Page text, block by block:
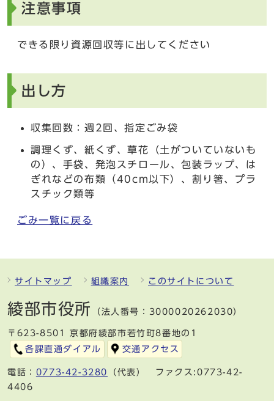
注意事項
できる限り資源回収等に出してください
出し方
収集回数：週2回、指定ごみ袋
調理くず、紙くず、草花（土がついていないも
の）、手袋、発泡スチロール、包装ラップ、は
ぎれなどの布類（40cm以下）、割り箸、プラ
スチック類等
ごみ一覧に戻る
サイトマップ 組織案内 このサイトについて
綾部市役所 （法人番号：3000020262030）
〒623-8501 京都府綾部市若竹町8番地の1
各課直通ダイアル
交通アクセス
電話： 0773-42-3280
（代表） ファクス:0773-42-
4406